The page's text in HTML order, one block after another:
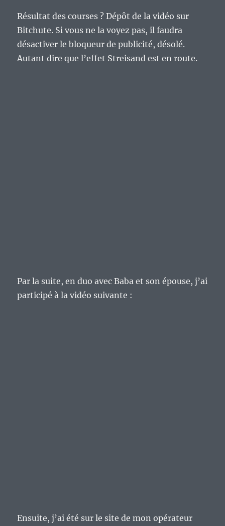
Résultat des courses ? Dépôt de la vidéo sur
Bitchute. Si vous ne la voyez pas, il faudra
désactiver le bloqueur de publicité, désolé.
Autant dire que l’effet Streisand est en route.
Par la suite, en duo avec Baba et son épouse, j’ai
participé à la vidéo suivante :
Ensuite, j’ai été sur le site de mon opérateur